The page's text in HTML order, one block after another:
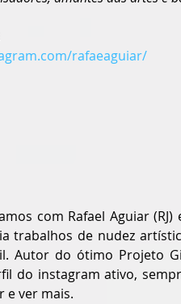
rafaeaguiar/
com Rafael Aguiar
trabalhos de nudez
Autor do ótimo Projeto
do instagram ativo,
e ver mais.